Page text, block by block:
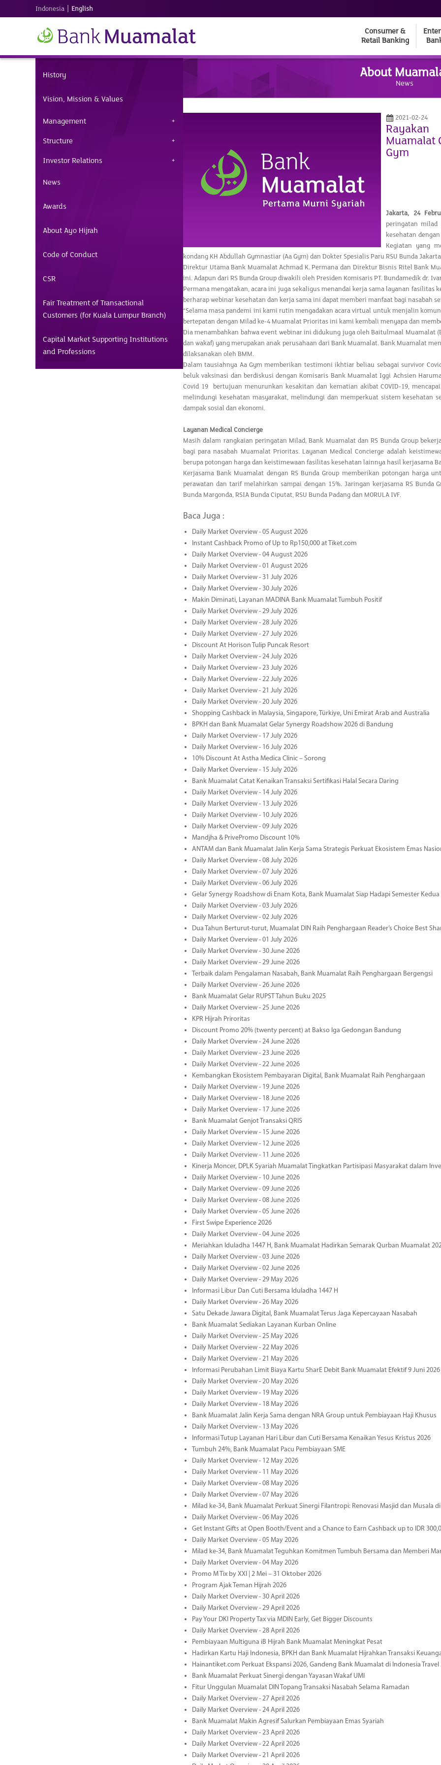
Indonesia | English
Consumer &
Retail Banking
History
Vision, Mission & Values
Management
Structure
Investor Relations
News
Awards
About Ayo Hijrah
Code of Conduct
CSR
Fair Treatment of Transactional
Customers (for Kuala Lumpur Branch)
Capital Market Supporting Institutions
and Professions
About
News
2021-02-24
Muamalat
Gym
Jakarta,
24
peringatan milad
kesehatan
Kegiatan yang
kondang KH Abdullah Gymnastiar (Aa Gym) dan Dokter Spesialis Paru RSU Bunda Jakarta
Direktur Utama Bank Muamalat Achmad K. Permana dan Direktur Bisnis Ritel Bank
ini. Adapun dari RS Bunda Group diwakili oleh Presiden Komisaris PT. Bundamedik dr. Ivan
Permana mengatakan, acara ini juga sekaligus menandai kerja sama layanan fasilitas
berharap webinar kesehatan dan kerja sama ini dapat memberi manfaat bagi nasabah
“Selama masa pandemi ini kami rutin mengadakan acara virtual untuk menjalin
bertepatan dengan Milad ke-4 Muamalat Prioritas ini kami kembali menyapa dan
Dia menambahkan bahwa event webinar ini didukung juga oleh Baitulmaal Muamalat
dan wakaf) yang merupakan anak perusahaan dari Bank Muamalat. Bank Muamalat
dilaksanakan oleh BMM.
Dalam tausiahnya Aa Gym memberikan testimoni ikhtiar beliau sebagai survivor
beluk vaksinasi dan berdiskusi dengan Komisaris Bank Muamalat Iggi Achsien
Covid 19 bertujuan menurunkan kesakitan dan kematian akibat COVID-19,
melindungi kesehatan masyarakat, melindungi dan memperkuat sistem kesehatan
dampak sosial dan ekonomi.
Layanan Medical Concierge
Masih dalam rangkaian peringatan Milad, Bank Muamalat dan RS Bunda Group
bagi para nasabah Muamalat Prioritas. Layanan Medical Concierge adalah
berupa potongan harga dan keistimewaan fasilitas kesehatan lainnya hasil kerjasama
Kerjasama Bank Muamalat dengan RS Bunda Group memberikan potongan harga
perawatan dan tarif melahirkan sampai dengan 15%. Jaringan kerjasama RS Bunda
Bunda Margonda, RSIA Bunda Ciputat, RSU Bunda Padang dan MORULA IVF.
Baca Juga :
Daily Market Overview - 05 August 2026
Instant Cashback Promo of Up to Rp150,000 at Tiket.com
Daily Market Overview - 04 August 2026
Daily Market Overview - 01 August 2026
Daily Market Overview - 31 July 2026
Daily Market Overview - 30 July 2026
Makin Diminati, Layanan MADINA Bank Muamalat Tumbuh Positif
Daily Market Overview - 29 July 2026
Daily Market Overview - 28 July 2026
Daily Market Overview - 27 July 2026
Discount At Horison Tulip Puncak Resort
Daily Market Overview - 24 July 2026
Daily Market Overview - 23 July 2026
Daily Market Overview - 22 July 2026
Daily Market Overview - 21 July 2026
Daily Market Overview - 20 July 2026
Shopping Cashback in Malaysia, Singapore, Türkiye, Uni Emirat Arab and Australia
BPKH dan Bank Muamalat Gelar Synergy Roadshow 2026 di Bandung
Daily Market Overview - 17 July 2026
Daily Market Overview - 16 July 2026
10% Discount At Astha Medica Clinic – Sorong
Daily Market Overview - 15 July 2026
Bank Muamalat Catat Kenaikan Transaksi Sertifikasi Halal Secara Daring
Daily Market Overview - 14 July 2026
Daily Market Overview - 13 July 2026
Daily Market Overview - 10 July 2026
Daily Market Overview - 09 July 2026
Mandjha & PrivePromo Discount 10%
ANTAM dan Bank Muamalat Jalin Kerja Sama Strategis Perkuat Ekosistem Emas
Daily Market Overview - 08 July 2026
Daily Market Overview - 07 July 2026
Daily Market Overview - 06 July 2026
Gelar Synergy Roadshow di Enam Kota, Bank Muamalat Siap Hadapi Semester Kedua
Daily Market Overview - 03 July 2026
Daily Market Overview - 02 July 2026
Dua Tahun Berturut-turut, Muamalat DIN Raih Penghargaan Reader’s Choice Best
Daily Market Overview - 01 July 2026
Daily Market Overview - 30 June 2026
Daily Market Overview - 29 June 2026
Terbaik dalam Pengalaman Nasabah, Bank Muamalat Raih Penghargaan Bergengsi
Daily Market Overview - 26 June 2026
Bank Muamalat Gelar RUPST Tahun Buku 2025
Daily Market Overview - 25 June 2026
KPR Hijrah Priroritas
Discount Promo 20% (twenty percent) at Bakso Iga Gedongan Bandung
Daily Market Overview - 24 June 2026
Daily Market Overview - 23 June 2026
Daily Market Overview - 22 June 2026
Kembangkan Ekosistem Pembayaran Digital, Bank Muamalat Raih Penghargaan
Daily Market Overview - 19 June 2026
Daily Market Overview - 18 June 2026
Daily Market Overview - 17 June 2026
Bank Muamalat Genjot Transaksi QRIS
Daily Market Overview - 15 June 2026
Daily Market Overview - 12 June 2026
Daily Market Overview - 11 June 2026
Kinerja Moncer, DPLK Syariah Muamalat Tingkatkan Partisipasi Masyarakat dalam
Daily Market Overview - 10 June 2026
Daily Market Overview - 09 June 2026
Daily Market Overview - 08 June 2026
Daily Market Overview - 05 June 2026
First Swipe Experience 2026
Daily Market Overview - 04 June 2026
Meriahkan Iduladha 1447 H, Bank Muamalat Hadirkan Semarak Qurban Muamalat
Daily Market Overview - 03 June 2026
Daily Market Overview - 02 June 2026
Daily Market Overview - 29 May 2026
Informasi Libur Dan Cuti Bersama Iduladha 1447 H
Daily Market Overview - 26 May 2026
Satu Dekade Jawara Digital, Bank Muamalat Terus Jaga Kepercayaan Nasabah
Bank Muamalat Sediakan Layanan Kurban Online
Daily Market Overview - 25 May 2026
Daily Market Overview - 22 May 2026
Daily Market Overview - 21 May 2026
Informasi Perubahan Limit Biaya Kartu SharE Debit Bank Muamalat Efektif 9 Juni 2026
Daily Market Overview - 20 May 2026
Daily Market Overview - 19 May 2026
Daily Market Overview - 18 May 2026
Bank Muamalat Jalin Kerja Sama dengan NRA Group untuk Pembiayaan Haji Khusus
Daily Market Overview - 13 May 2026
Informasi Tutup Layanan Hari Libur dan Cuti Bersama Kenaikan Yesus Kristus 2026
Tumbuh 24%, Bank Muamalat Pacu Pembiayaan SME
Daily Market Overview - 12 May 2026
Daily Market Overview - 11 May 2026
Daily Market Overview - 08 May 2026
Daily Market Overview - 07 May 2026
Milad ke-34, Bank Muamalat Perkuat Sinergi Filantropi: Renovasi Masjid dan Musala
Daily Market Overview - 06 May 2026
Get Instant Gifts at Open Booth/Event and a Chance to Earn Cashback up to IDR
Daily Market Overview - 05 May 2026
Milad ke-34, Bank Muamalat Teguhkan Komitmen Tumbuh Bersama dan Memberi
Daily Market Overview - 04 May 2026
Promo M Tix by XXI | 2 Mei – 31 Oktober 2026
Program Ajak Teman Hijrah 2026
Daily Market Overview - 30 April 2026
Daily Market Overview - 29 April 2026
Pay Your DKI Property Tax via MDIN Early, Get Bigger Discounts
Daily Market Overview - 28 April 2026
Pembiayaan Multiguna iB Hijrah Bank Muamalat Meningkat Pesat
Hadirkan Kartu Haji Indonesia, BPKH dan Bank Muamalat Hijrahkan Transaksi
Hainantiket.com Perkuat Ekspansi 2026, Gandeng Bank Muamalat di Indonesia
Bank Muamalat Perkuat Sinergi dengan Yayasan Wakaf UMI
Fitur Unggulan Muamalat DIN Topang Transaksi Nasabah Selama Ramadan
Daily Market Overview - 27 April 2026
Daily Market Overview - 24 April 2026
Bank Muamalat Makin Agresif Salurkan Pembiayaan Emas Syariah
Daily Market Overview - 23 April 2026
Daily Market Overview - 22 April 2026
Daily Market Overview - 21 April 2026